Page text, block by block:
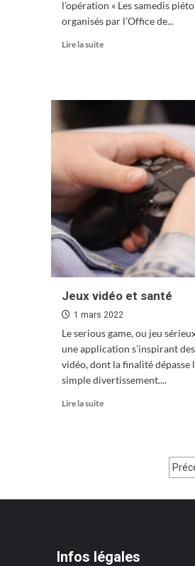
l’opération « Les samedis
organisés par l’Office de...
Lire la suiteEn
au
centre-
ville
Jeux vidéo et santé
1 mars 2022
Le serious game, ou jeu
une application s’inspirant
vidéo, dont la finalité dépasse
simple divertissement....
Lire la suiteEn
Infos légales